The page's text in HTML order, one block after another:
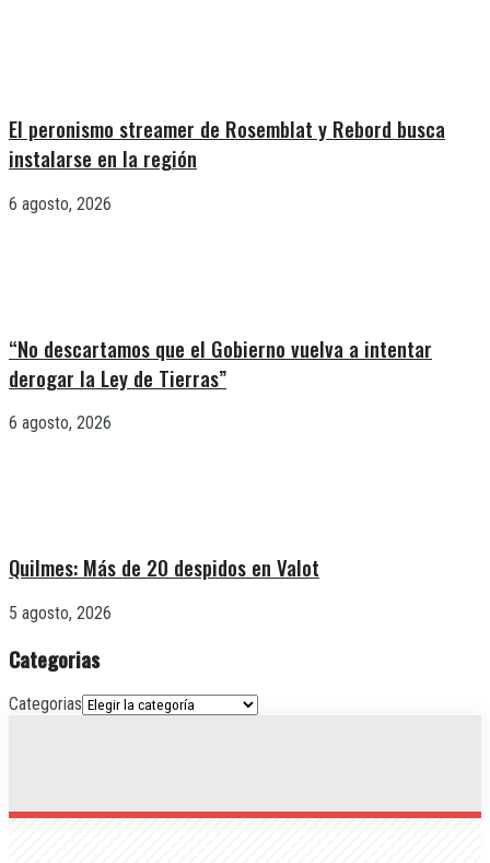
El peronismo streamer de Rosemblat y Rebord busca
instalarse en la región
6 agosto, 2026
“No descartamos que el Gobierno vuelva a intentar
derogar la Ley de Tierras”
6 agosto, 2026
Quilmes: Más de 20 despidos en Valot
5 agosto, 2026
Categorias
Categorias